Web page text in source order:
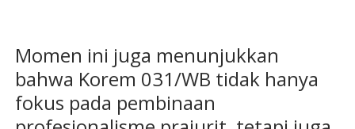
Momen ini juga menunjukkan
bahwa Korem 031/WB tidak hanya
fokus pada pembinaan